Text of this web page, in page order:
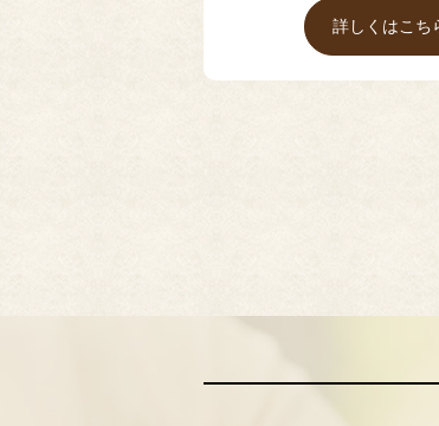
詳しくはこち